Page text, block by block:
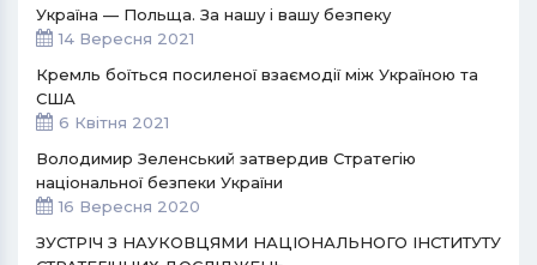
Україна — Польща. За нашу і вашу безпеку
14 Вересня 2021
Кремль боїться посиленої взаємодії між Україною та
США
6 Квітня 2021
Володимир Зеленський затвердив Стратегію
національної безпеки України
16 Вересня 2020
ЗУСТРІЧ З НАУКОВЦЯМИ НАЦІОНАЛЬНОГО ІНСТИТУТУ